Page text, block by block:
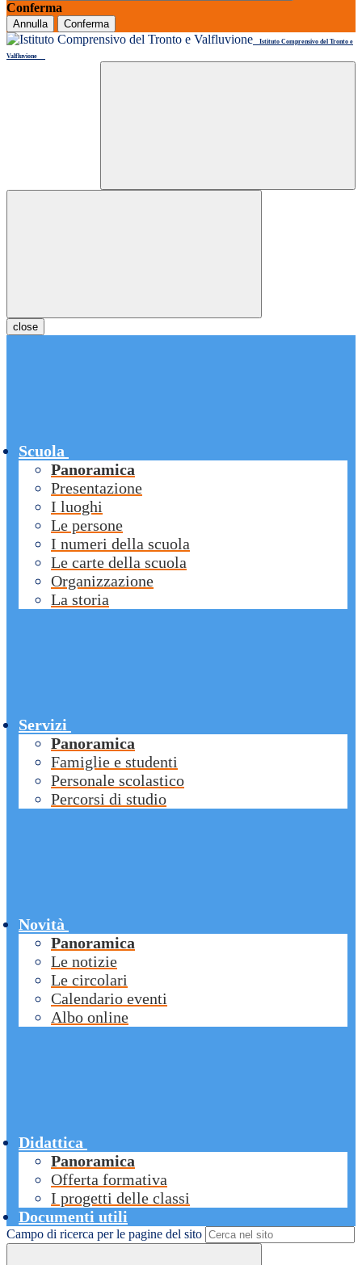
Conferma
Annulla Conferma
Istituto Comprensivo del Tronto e
Valfluvione
close
Scuola
Panoramica
Presentazione
I luoghi
Le persone
I numeri della scuola
Le carte della scuola
Organizzazione
La storia
Servizi
Panoramica
Famiglie e studenti
Personale scolastico
Percorsi di studio
Novità
Panoramica
Le notizie
Le circolari
Calendario eventi
Albo online
Didattica
Panoramica
Offerta formativa
I progetti delle classi
Documenti utili
Campo di ricerca per le pagine del sito